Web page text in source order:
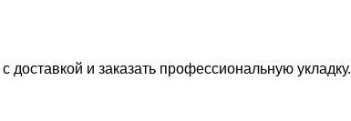
с доставкой и заказать профессиональную укладку.